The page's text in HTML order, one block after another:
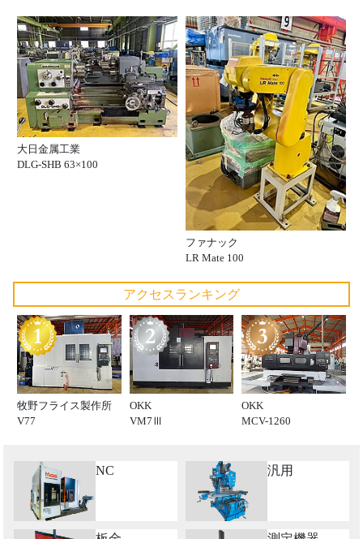
大日金属工業
DLG-SHB 63×100
ファナック
LR Mate 100
アクセスランキング
牧野フライス製作所
V77
OKK
VM7Ⅲ
OKK
MCV-1260
NC 汎用